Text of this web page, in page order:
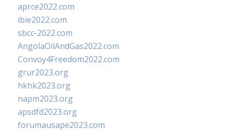
aprce2022.com
ibie2022.com
sbcc-2022.com
AngolaOilAndGas2022.com
Convoy4Freedom2022.com
grur2023.org
hkhk2023.org
napm2023.org
apsdfd2023.org
forumausape2023.com